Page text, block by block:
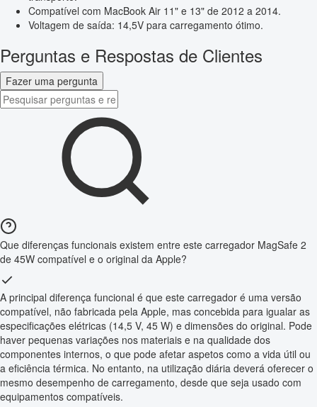
Compatível com MacBook Air 11" e 13" de 2012 a 2014.
Voltagem de saída: 14,5V para carregamento ótimo.
Perguntas e Respostas de Clientes
Fazer uma pergunta
Que diferenças funcionais existem entre este carregador MagSafe 2
de 45W compatível e o original da Apple?
A principal diferença funcional é que este carregador é uma versão
compatível, não fabricada pela Apple, mas concebida para igualar as
especificações elétricas (14,5 V, 45 W) e dimensões do original. Pode
haver pequenas variações nos materiais e na qualidade dos
componentes internos, o que pode afetar aspetos como a vida útil ou
a eficiência térmica. No entanto, na utilização diária deverá oferecer o
mesmo desempenho de carregamento, desde que seja usado com
equipamentos compatíveis.